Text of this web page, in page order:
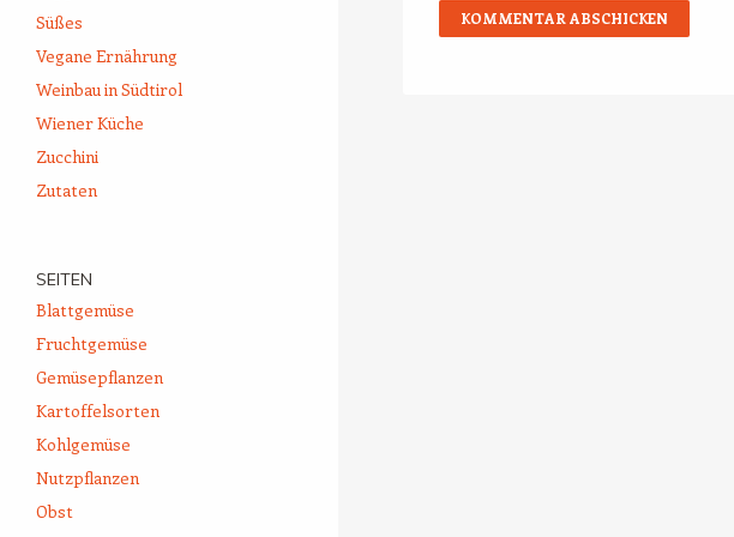
Süßes
Vegane Ernährung
Weinbau in Südtirol
Wiener Küche
Zucchini
Zutaten
SEITEN
Blattgemüse
Fruchtgemüse
Gemüsepflanzen
Kartoffelsorten
Kohlgemüse
Nutzpflanzen
Obst